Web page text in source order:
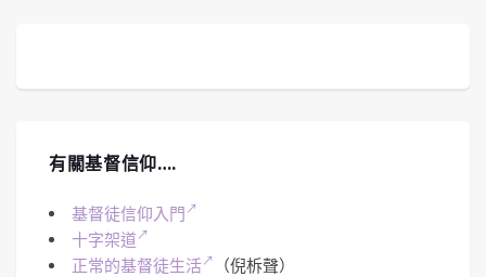
有關基督信仰….
基督徒信仰入門
十字架道
正常的基督徒生活
（倪柝聲）